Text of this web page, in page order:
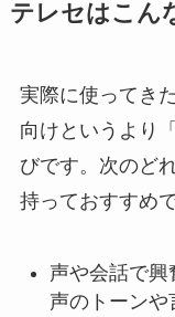
テレセはこん
実際に使ってき
向けというより
びです。次のど
持っておすすめ
声や会話で
声のトーンや